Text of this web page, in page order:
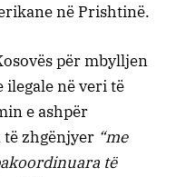
në Prishtinë.
për mbylljen
ilegale në veri të
e ashpër
zhgënjyer “me
të